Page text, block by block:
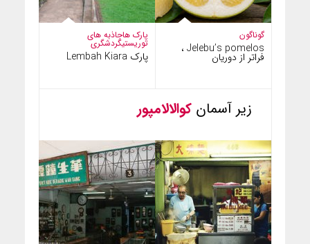
پارک هاجاذبه های
توریستیگردشگری
پارک Lembah Kiara
گوناگون
Jelebu’s pomelos ،
فراتر از دوریان
زیر آسمان کوالالامپور